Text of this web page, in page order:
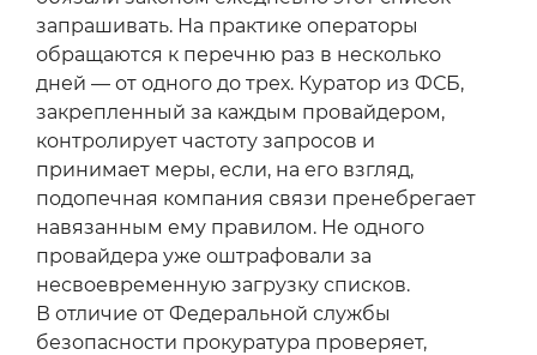
запрашивать. На практике операторы
обращаются к перечню раз в несколько
дней — от одного до трех. Куратор из ФСБ,
закрепленный за каждым провайдером,
контролирует частоту запросов и
принимает меры, если, на его взгляд,
подопечная компания связи пренебрегает
навязанным ему правилом. Не одного
провайдера уже оштрафовали за
несвоевременную загрузку списков.
В отличие от Федеральной службы
безопасности прокуратура проверяет,